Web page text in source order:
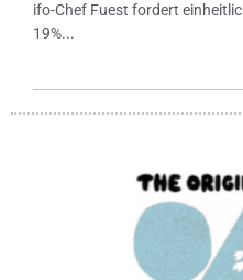
ifo-Chef Fuest fordert
19%...